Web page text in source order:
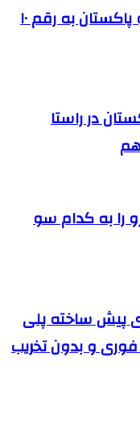
افزایش حجم تجارت بین ایران و پاکستان به رقم ۱۰
در راستا
را به کدام سو
پیش ساخته پلی
و بدون تخریب